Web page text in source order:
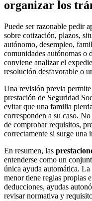
organizar los
Puede ser razonable pedir
sobre cotización, plazos,
autónomo, desempleo,
comunidades autónomas o
conviene analizar el
resolución desfavorable o
Una revisión previa
prestación de Seguridad
evitar que una familia
corresponden a su caso.
de comprobar requisitos,
correctamente si surge una
En resumen, las
entenderse como un
única ayuda automática.
menor tiene reglas propias
deducciones, ayudas
revisar normativa y